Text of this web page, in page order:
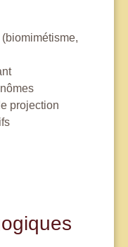
projection